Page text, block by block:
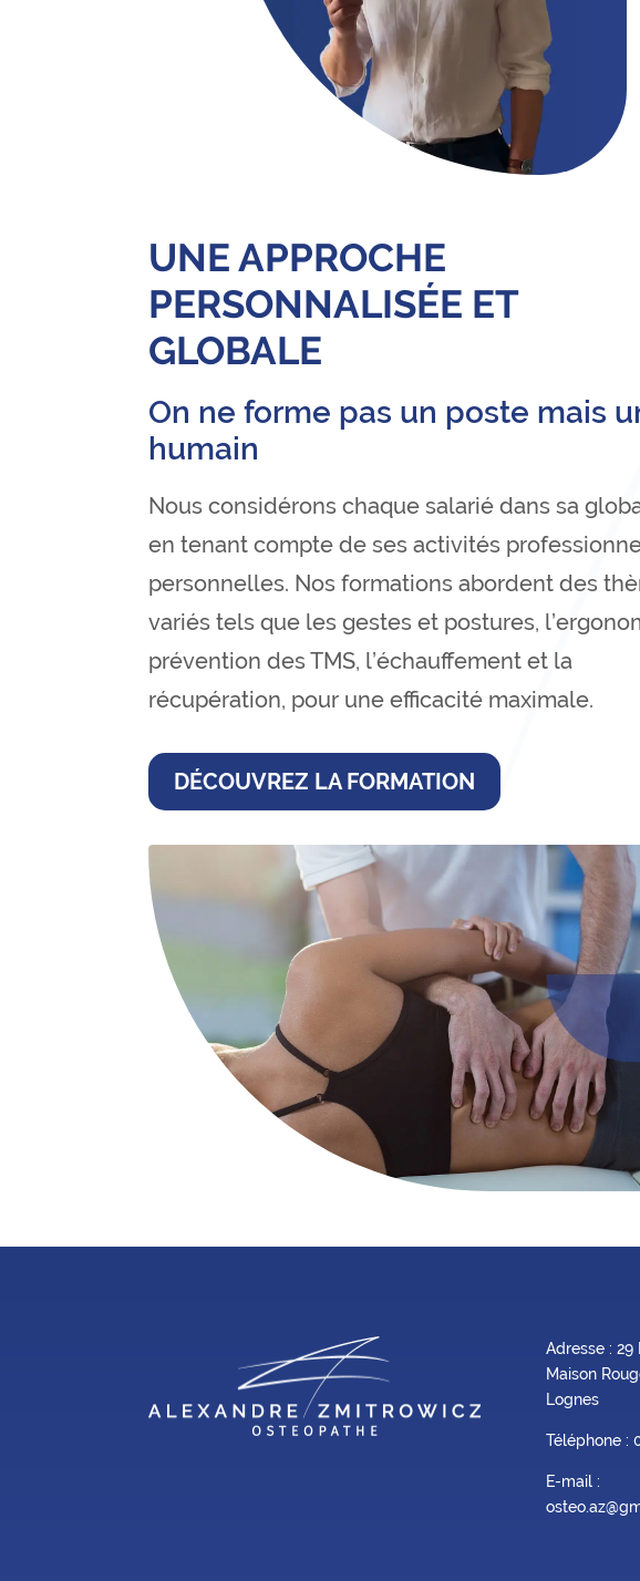
UNE APPROCHE
PERSONNALISÉE ET
GLOBALE
On ne forme pas un poste mais
humain
Nous considérons chaque salarié dans sa
en tenant compte de ses activités
personnelles. Nos formations abordent des
variés tels que les gestes et postures,
prévention des TMS, l’échauffement et la
récupération, pour une efficacité maximale.
DÉCOUVREZ LA FORMATION
Adresse : 29
Maison
Lognes
Téléphone :
E-mail :